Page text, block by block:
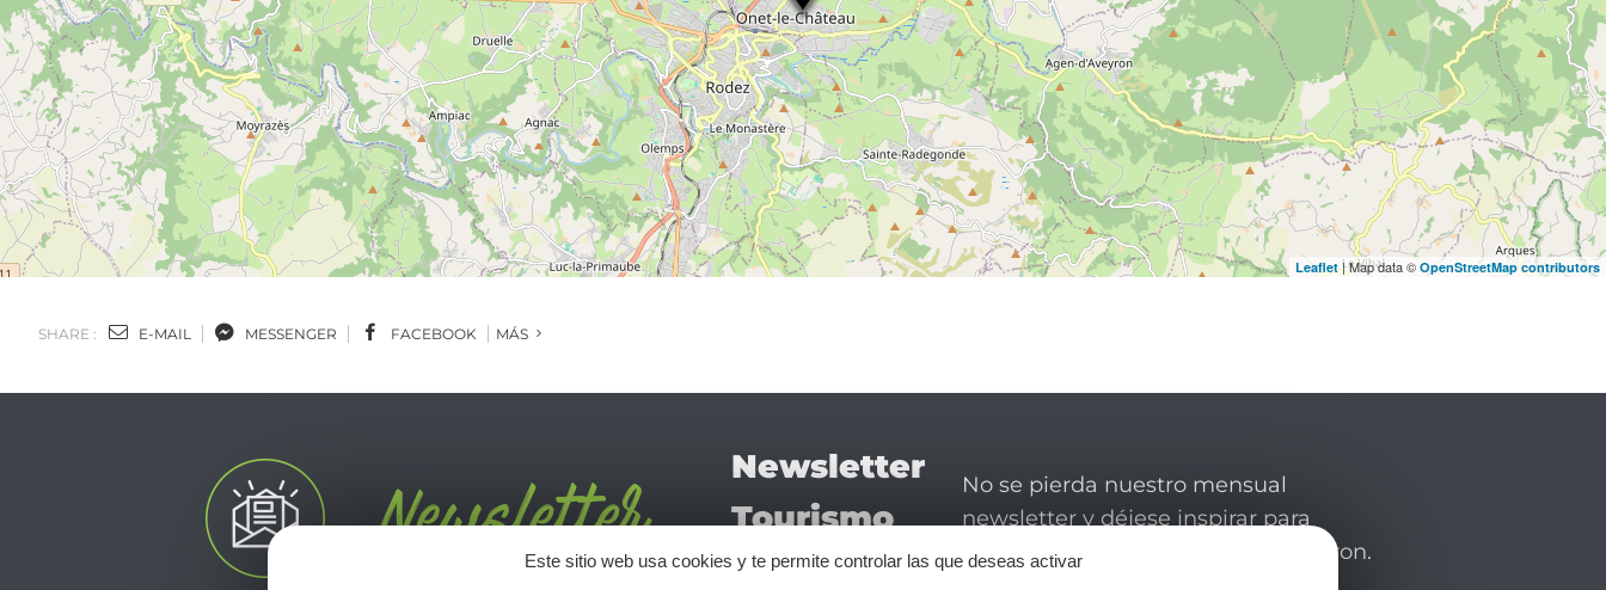
Leaflet| Map data © OpenStreetMap contributors
SHARE : E-MAIL MESSENGER FACEBOOK MÁS
Newsletter
Tourismo
en Aveyron
No se pierda nuestro mensual
newsletter y déjese inspirar para
disfrutar de su estancia en el Aveyron.
Este sitio web usa cookies y te permite controlar las que deseas activar